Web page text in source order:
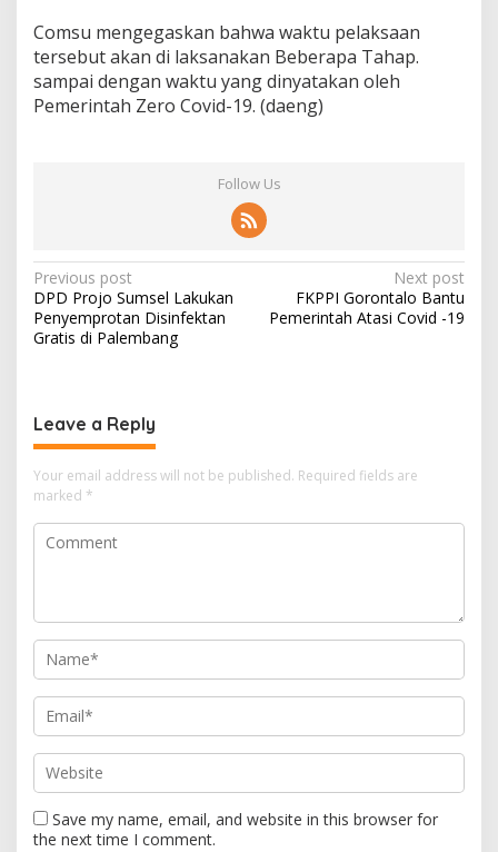
Comsu mengegaskan bahwa waktu pelaksaan
tersebut akan di laksanakan Beberapa Tahap.
sampai dengan waktu yang dinyatakan oleh
Pemerintah Zero Covid-19. (daeng)
Follow Us
Post
navigation
Previous post
DPD Projo Sumsel Lakukan
Penyemprotan Disinfektan
Gratis di Palembang
Next post
FKPPI Gorontalo Bantu
Pemerintah Atasi Covid -19
Leave a Reply
Your email address will not be published. Required fields are
marked *
Save my name, email, and website in this browser for
the next time I comment.